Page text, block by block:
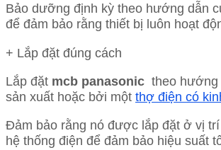
Bảo dưỡng định kỳ theo hướng dẫn
để đảm bảo rằng thiết bị luôn hoạt
+ Lắp đặt đúng cách
Lắp đặt mcb panasonic theo hướng
sản xuất hoặc bởi một thợ điện có
Đảm bảo rằng nó được lắp đặt ở vị
hệ thống điện để đảm bảo hiệu suất